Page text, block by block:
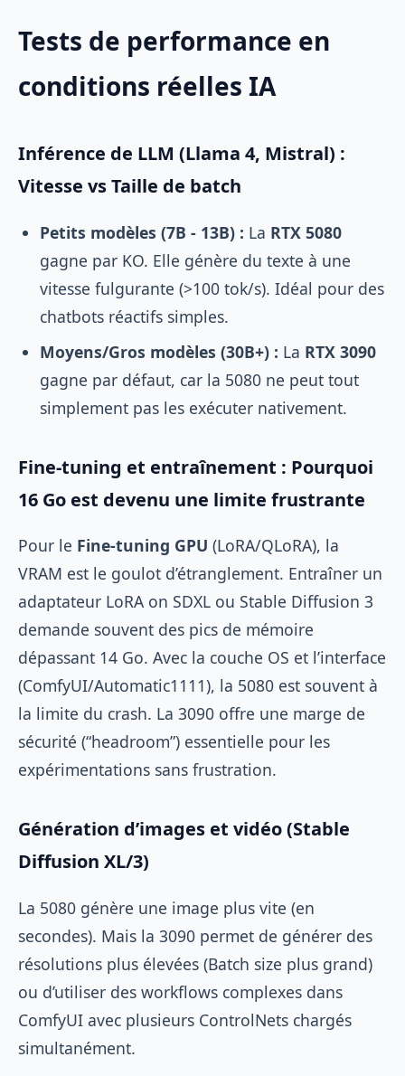
Tests de performance en
conditions réelles IA
Inférence de LLM (Llama 4, Mistral) :
Vitesse vs Taille de batch
Petits modèles (7B - 13B) : La RTX 5080
gagne par KO. Elle génère du texte à une
vitesse fulgurante (>100 tok/s). Idéal pour des
chatbots réactifs simples.
Moyens/Gros modèles (30B+) : La RTX 3090
gagne par défaut, car la 5080 ne peut tout
simplement pas les exécuter nativement.
Fine-tuning et entraînement : Pourquoi
16 Go est devenu une limite frustrante
Pour le Fine-tuning GPU (LoRA/QLoRA), la
VRAM est le goulot d’étranglement. Entraîner un
adaptateur LoRA on SDXL ou Stable Diffusion 3
demande souvent des pics de mémoire
dépassant 14 Go. Avec la couche OS et l’interface
(ComfyUI/Automatic1111), la 5080 est souvent à
la limite du crash. La 3090 offre une marge de
sécurité (“headroom”) essentielle pour les
expérimentations sans frustration.
Génération d’images et vidéo (Stable
Diffusion XL/3)
La 5080 génère une image plus vite (en
secondes). Mais la 3090 permet de générer des
résolutions plus élevées (Batch size plus grand)
ou d’utiliser des workflows complexes dans
ComfyUI avec plusieurs ControlNets chargés
simultanément.